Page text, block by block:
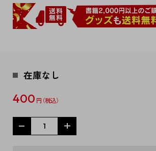
在庫なし
400 円